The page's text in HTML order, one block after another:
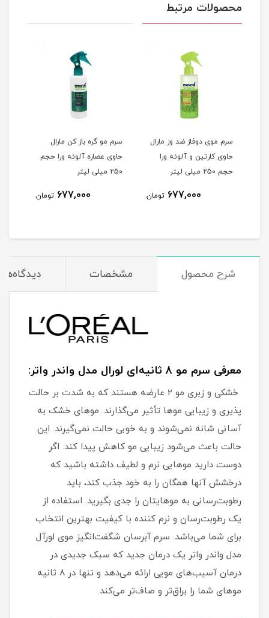
محصولات مرتبط
سرم مو گره باز کن مارال
حاوی عصاره آلوئه ورا حجم
250 میلی لیتر
677,000 تومان
اسپری دوفاز جوجوبا بلگا
489,000 7٪
شرح محصول مشخصات دیدگاه‌ها
معرفی سرم مو 8 ثانیه‌ای لورال مدل واندر واتر:
خشکی و زبری مو 2 عارضه هستند که به شدت بر حالت
پذیری و زیبایی موها تأثیر می‌گذارند. موهای خشک به
آسانی شانه نمی‌شوند و به خوبی حالت نمی‌گیرند. این
حالت باعث می‌شود زیبایی مو کاهش پیدا کند. اگر
دوست دارید موهایی نرم و لطیف داشته باشید که
درخشش آنها همگان را به خود جذب کند، باید
رطوبت‌رسانی به موهایتان را جدی بگیرید. استفاده از
یک رطوبت‌رسان و نرم کننده با کیفیت بهترین انتخاب
برای شما می‌باشد. سرم آبرسان شگفت‌انگیز موی لورآل
مدل واندر واتر یک درمان جدید که سبک جدیدی در
درمان آسیب‌های مویی ارائه می‌دهد و تنها در 8 ثانیه
موهای شما را براق‌تر و صاف‌تر می‌کند.